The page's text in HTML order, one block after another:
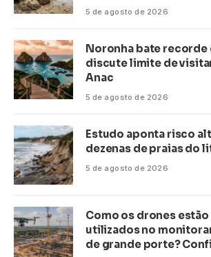
5 de agosto de 2026
Noronha bate recorde
discute limite de
Anac
5 de agosto de 2026
Estudo aponta risco
dezenas de praias do
5 de agosto de 2026
Como os drones
utilizados no
de grande porte?